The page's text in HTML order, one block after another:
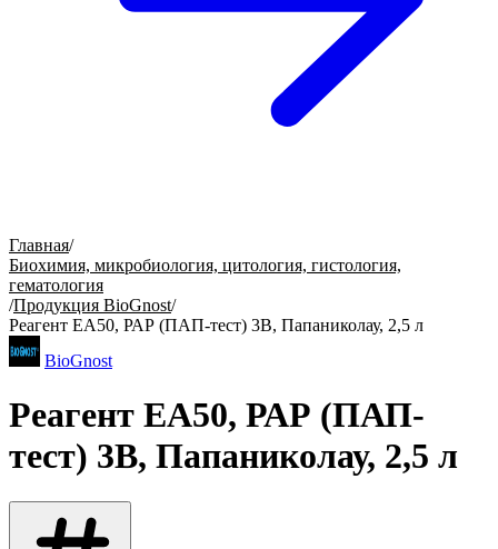
Главная/
Биохимия, микробиология, цитология, гистология,
гематология
/Продукция BioGnost/
Реагент ЕА50, РАР (ПАП-тест) 3В, Папаниколау, 2,5 л
BioGnost
Реагент ЕА50, РАР (ПАП-
тест) 3В, Папаниколау, 2,5 л